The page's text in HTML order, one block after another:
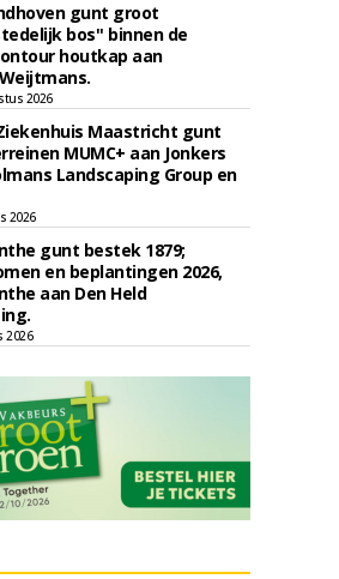
gunt groot
bos'' binnen de
houtkap aan
2026
Maastricht gunt
MUMC+ aan Jonkers
Landscaping Group en
2026
gunt bestek 1879;
en beplantingen 2026,
aan Den Held
2026